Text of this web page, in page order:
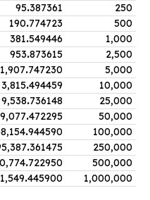
250
95.387361
500
190.774723
1,000
381.549446
2,500
953.873615
5,000
1,907.747230
10,000
3,815.494459
25,000
9,538.736148
50,000
.472295
100,000
.944590
250,000
.361475
500,000
.722950
1,000,000
.445900